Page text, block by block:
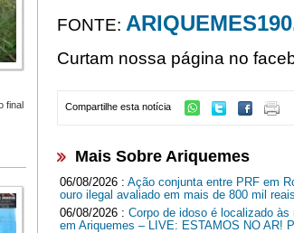
FONTE:
Curtam nossa página no
Compartilhe esta notícia
Mais Sobre Ariquemes
06/08/2026 : Ação conjunta entre PRF em
ouro ilegal avaliado em mais de 800 mil reais
06/08/2026 : Corpo de idoso é localizado
em Ariquemes – LIVE: ESTAMOS NO AR!